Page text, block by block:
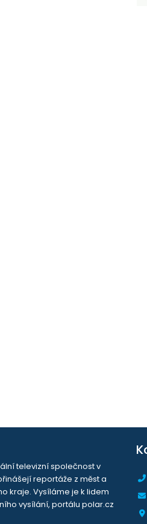
televizní společnost v
reportáže z měst a
kraje. Vysíláme je k lidem
vysílání, portálu polar.cz